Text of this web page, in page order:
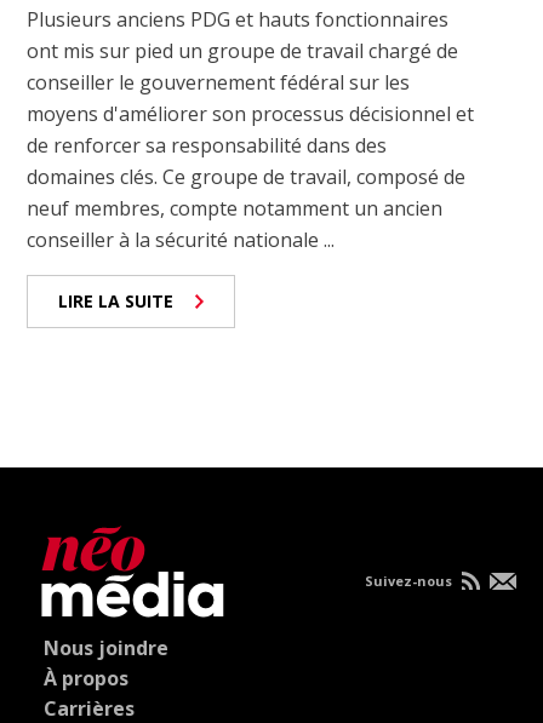
Plusieurs anciens PDG et hauts fonctionnaires
ont mis sur pied un groupe de travail chargé de
conseiller le gouvernement fédéral sur les
moyens d'améliorer son processus décisionnel et
de renforcer sa responsabilité dans des
domaines clés. Ce groupe de travail, composé de
neuf membres, compte notamment un ancien
conseiller à la sécurité nationale ...
LIRE LA SUITE
Nous joindre
À propos
Carrières
Suivez-nous